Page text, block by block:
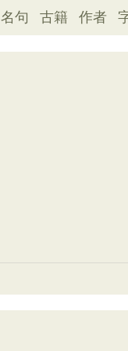
名句 古籍 作者